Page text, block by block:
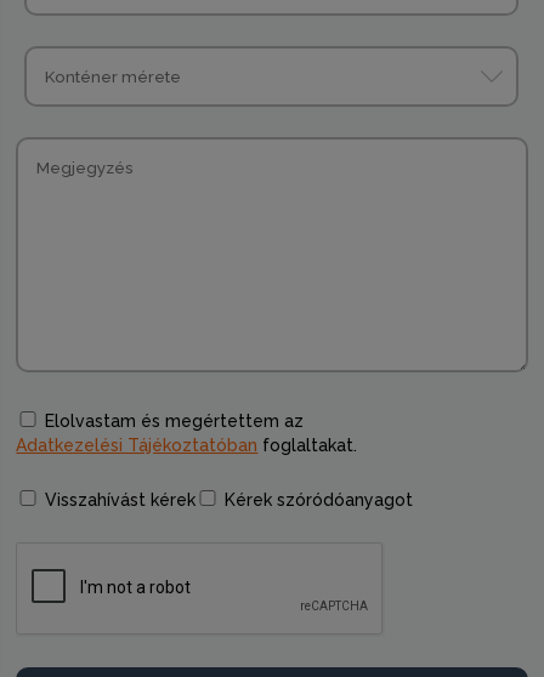
Elolvastam és megértettem az
Adatkezelési Tájékoztatóban foglaltakat.
Visszahívást kérek Kérek szóródóanyagot